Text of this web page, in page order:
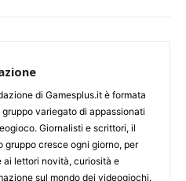
di Gamesplus.it è formata
gruppo variegato di appassionati
Giornalisti e scrittori, il
gruppo cresce ogni giorno, per
ai lettori novità, curiosità e
sul mondo dei videogiochi.